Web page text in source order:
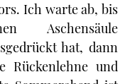
Ich warte ab, bis
hat, dann
Rückenlehne und